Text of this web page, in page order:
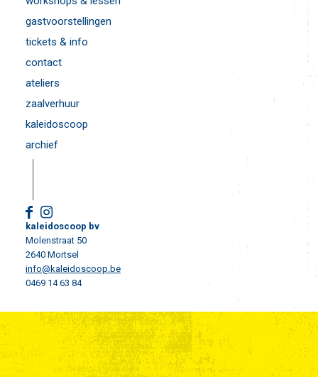
gastvoorstellingen
tickets & info
contact
ateliers
zaalverhuur
kaleidoscoop
archief
kaleidoscoop bv
Molenstraat 50
2640 Mortsel
info@kaleidoscoop.be
0469 14 63 84